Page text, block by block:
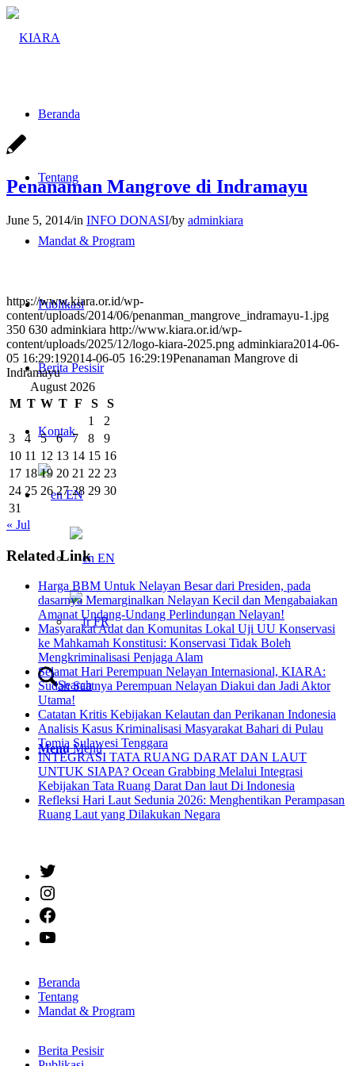
Beranda
Tentang
Mandat & Program
Publikasi
Berita Pesisir
Kontak
EN
EN
FR
Search
Menu Menu
Penanaman Mangrove di Indramayu
June 5, 2014/in INFO DONASI/by adminkiara
https://www.kiara.or.id/wp-
content/uploads/2014/06/penanman_mangrove_indramayu-1.jpg
350 630 adminkiara http://www.kiara.or.id/wp-
content/uploads/2025/12/logo-kiara-2025.png adminkiara2014-06-
05 16:29:192014-06-05 16:29:19Penanaman Mangrove di
Indramayu
August 2026
M T W T F S
S
1
2
3
4 5 6 7 8
9
10 11 12 13 14 15 16
17 18 19 20 21 22 23
24 25 26 27 28 29 30
31
« Jul
Related Link
Harga BBM Untuk Nelayan Besar dari Presiden, pada
dasarnya Memarginalkan Nelayan Kecil dan Mengabaiakan
Amanat Undang-Undang Perlindungan Nelayan!
Masyarakat Adat dan Komunitas Lokal Uji UU Konservasi
ke Mahkamah Konstitusi: Konservasi Tidak Boleh
Mengkriminalisasi Penjaga Alam
Selamat Hari Perempuan Nelayan Internasional, KIARA:
Sudah Saatnya Perempuan Nelayan Diakui dan Jadi Aktor
Utama!
Catatan Kritis Kebijakan Kelautan dan Perikanan Indonesia
Analisis Kasus Kriminalisasi Masyarakat Bahari di Pulau
Tomia Sulawesi Tenggara
INTEGRASI TATA RUANG DARAT DAN LAUT
UNTUK SIAPA? Ocean Grabbing Melalui Integrasi
Kebijakan Tata Ruang Darat Dan laut Di Indonesia
Refleksi Hari Laut Sedunia 2026: Menghentikan Perampasan
Ruang Laut yang Dilakukan Negara
Beranda
Tentang
Mandat & Program
Berita Pesisir